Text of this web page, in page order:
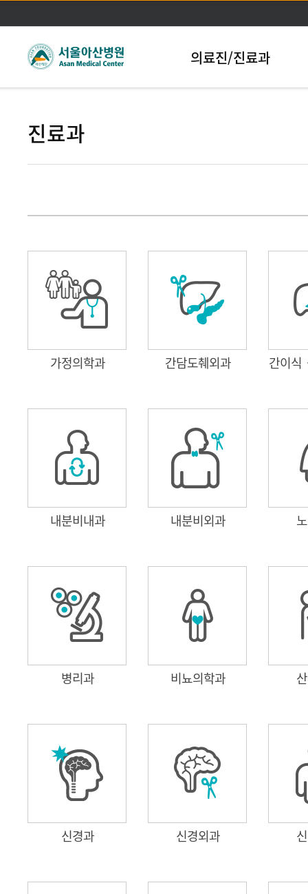
본문바로가기
의료진/진료과
진료과
가정의학과 간담도췌외과 간이식
내분비내과 내분비외과
병리과 비뇨의학과
신경과 신경외과